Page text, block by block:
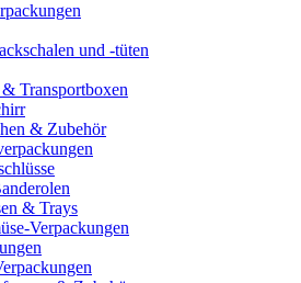
und -tüten
Transportboxen
& Zubehör
& Trays
Verpackungen